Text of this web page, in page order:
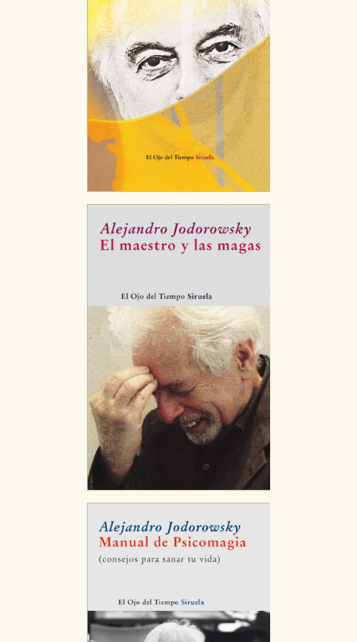
CONFIGURACIÓN DE COOKIES